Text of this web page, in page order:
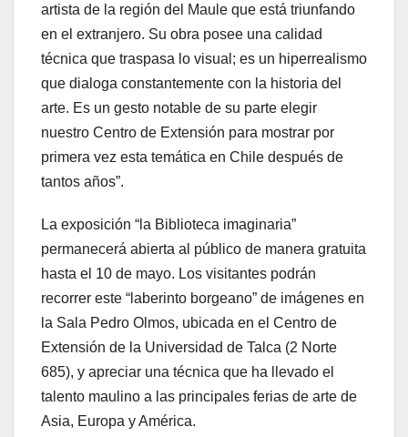
artista de la región del Maule que está triunfando
en el extranjero. Su obra posee una calidad
técnica que traspasa lo visual; es un hiperrealismo
que dialoga constantemente con la historia del
arte. Es un gesto notable de su parte elegir
nuestro Centro de Extensión para mostrar por
primera vez esta temática en Chile después de
tantos años”.
La exposición “la Biblioteca imaginaria”
permanecerá abierta al público de manera gratuita
hasta el 10 de mayo. Los visitantes podrán
recorrer este “laberinto borgeano” de imágenes en
la Sala Pedro Olmos, ubicada en el Centro de
Extensión de la Universidad de Talca (2 Norte
685), y apreciar una técnica que ha llevado el
talento maulino a las principales ferias de arte de
Asia, Europa y América.